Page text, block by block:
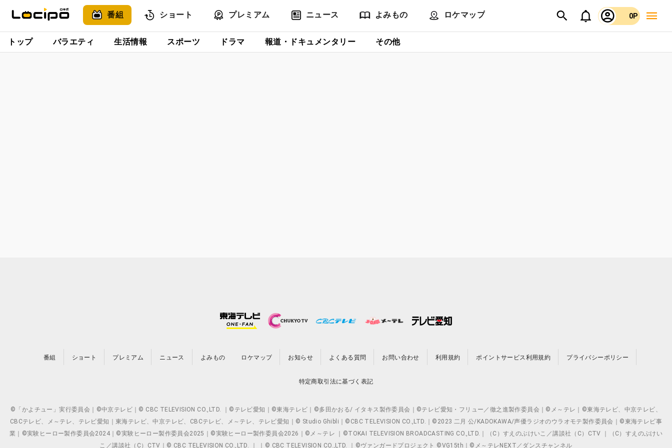
番組 ショート プレミアム ニュース よみもの ロケマップ 0P
トップ バラエティ 生活情報 スポーツ ドラマ 報道・ドキュメンタリー その他
番組 ショート プレミアム ニュース よみもの ロケマップ お知らせ よくある質問 お問い合わせ 利用規約 ポイントサービス利用規約 プライバシーポリシー
特定商取引法に基づく表記
©「かよチュー」実行委員会｜©中京テレビ｜© CBC TELEVISION CO.,LTD. ｜©テレビ愛知｜©東海テレビ｜©多田かおる/ イタキス製作委員会｜©テレビ愛知・フリュー／徹之進製作委員会｜©メ～テレ｜©東海テレビ、中京テレビ、
CBCテレビ、メ～テレ、テレビ愛知｜東海テレビ、中京テレビ、CBCテレビ、メ～テレ、テレビ愛知｜© Studio Ghibli｜©CBC TELEVISION CO.,LTD.｜©2023 二月 公/KADOKAWA/声優ラジオのウラオモテ製作委員会｜©東海テレビ事
業｜©実験ヒーロー製作委員会2024｜©実験ヒーロー製作委員会2025｜©実験ヒーロー製作委員会2026｜©メ～テレ ｜©TOKAI TELEVISION BROADCASTING CO.,LTD.｜（C）すえのぶけいこ／講談社（C）CTV ｜（C）すえのぶけい
こ／講談社（C）CTV｜© CBC TELEVISION CO.,LTD. ｜ ｜© CBC TELEVISION CO.,LTD. ｜©ヴァンガードプロジェクト ©VG15th｜©メ～テレNEXT／ダンスチャンネル